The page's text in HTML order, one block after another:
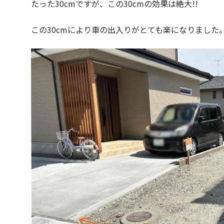
たった30cmですが、この30cmの効果は絶大!!
この30cmにより車の出入りがとても楽になりました